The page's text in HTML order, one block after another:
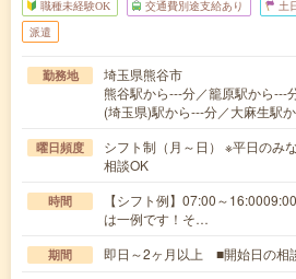
職種未経験OK 交通費別途支給あり 土
派遣
勤務地
埼玉県熊谷市
熊谷駅から---分／籠原駅から---
(埼玉県)駅から---分／大麻生駅
曜日頻度
シフト制（月～日） ※平日のみ
相談OK
時間
【シフト例】07:00～
は一例です！そ…
期間 即日～2ヶ月以上 ■開始日の相